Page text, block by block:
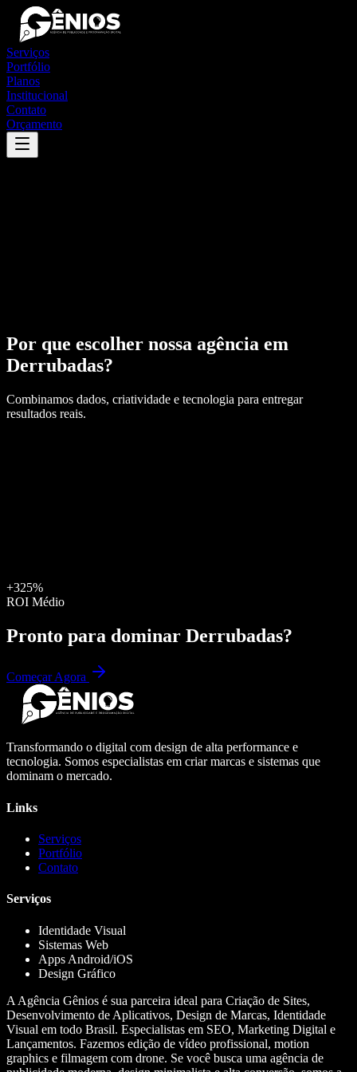
Serviços
Portfólio
Planos
Institucional
Contato
Orçamento
Por que escolher nossa agência em
Derrubadas?
Combinamos dados, criatividade e tecnologia para entregar
resultados reais.
+325%
ROI Médio
Pronto para dominar Derrubadas?
Começar Agora
Transformando o digital com design de alta performance e
tecnologia. Somos especialistas em criar marcas e sistemas que
dominam o mercado.
Links
Serviços
Portfólio
Contato
Serviços
Identidade Visual
Sistemas Web
Apps Android/iOS
Design Gráfico
A Agência Gênios é sua parceira ideal para Criação de Sites,
Desenvolvimento de Aplicativos, Design de Marcas, Identidade
Visual em todo Brasil. Especialistas em SEO, Marketing Digital e
Lançamentos. Fazemos edição de vídeo profissional, motion
graphics e filmagem com drone. Se você busca uma agência de